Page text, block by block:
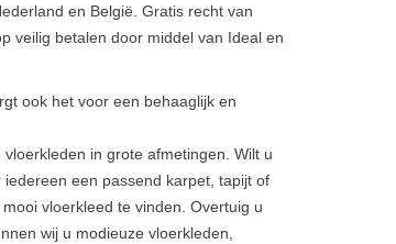
en België. Gratis recht van
veilig betalen door middel van Ideal en
ook het voor een behaaglijk en
in grote afmetingen. Wilt u
een passend karpet, tapijt of
vloerkleed te vinden. Overtuig u
wij u modieuze vloerkleden,